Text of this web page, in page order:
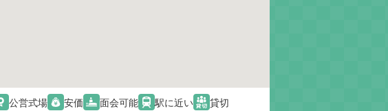
公営式場 安価 面会可能 駅に近い 貸切